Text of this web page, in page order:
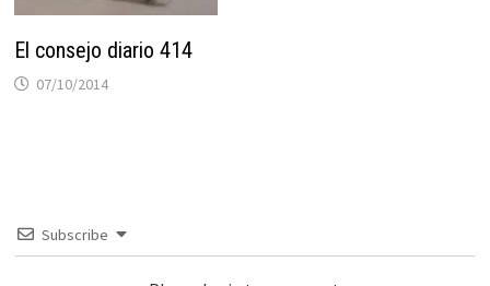
El consejo diario 414
07/10/2014
Subscribe